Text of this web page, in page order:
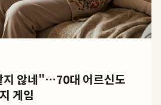
지 않네"…70대 어르신도
게임